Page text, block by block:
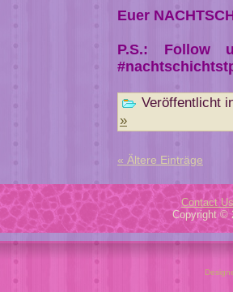
Euer
P.S.: Follow
Veröffentlicht
»
« Ältere Einträge
Contact Us
Copyright ©